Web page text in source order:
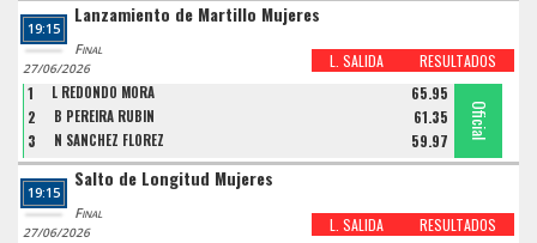
19:15
Lanzamiento de Martillo Mujeres
Final
L. SALIDA RESULTADOS
27/06/2026
1 L REDONDO MORA 65.95
Oficial
2 B PEREIRA RUBIN 61.35 Oficial
3 N SANCHEZ FLOREZ 59.97
Oficial
19:15
Salto de Longitud Mujeres
Final
L. SALIDA RESULTADOS
27/06/2026